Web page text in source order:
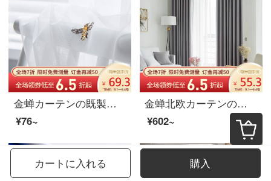
金蝉カーテンの既製品をカスタマイズしました。現代の刺繍カーテンカーテンのカーテンを閉めます。
¥76~
金蝉北欧カーテンの完成品は簡単です。現代ベルベットの麻の日よけのカーテンの布を遮るリビングルームのカーテンはフックでカスタマイズできます。
¥602~
カートに入れる 購入